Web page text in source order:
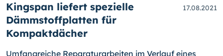
Kingspan liefert spezielle
Dämmstoffplatten für
Kompaktdächer
17.08.2021
Umfangreiche Reparaturarbeiten im Verlauf eines